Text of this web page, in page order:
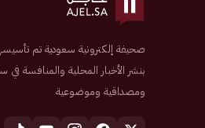
بنشر الأخبار المحلية والمنافسة في
ومصداقية وموضوعية